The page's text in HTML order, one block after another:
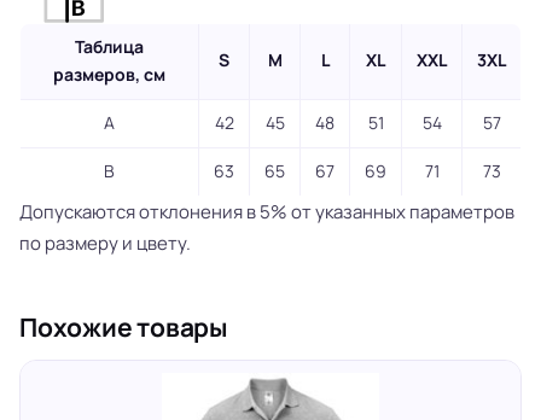
Таблица
размеров, см
S M L XL XXL 3XL
A 42 45 48 51 54 57
B 63 65 67 69 71 73
Допускаются отклонения в 5% от указанных параметров
по размеру и цвету.
Похожие товары